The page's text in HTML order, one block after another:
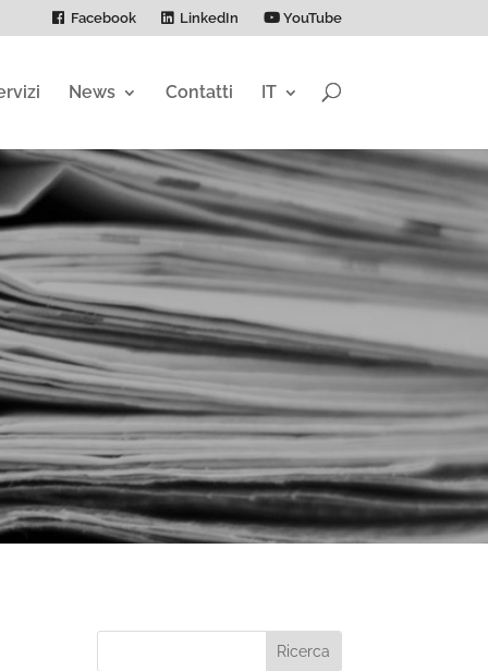
Facebook LinkedIn YouTube
News Contatti IT